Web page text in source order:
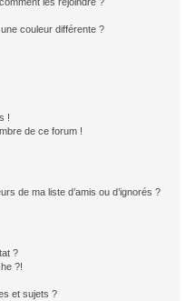
couleur différente ?
!
de ce forum !
de ma liste d’amis ou d’ignorés ?
?
?!
et sujets ?